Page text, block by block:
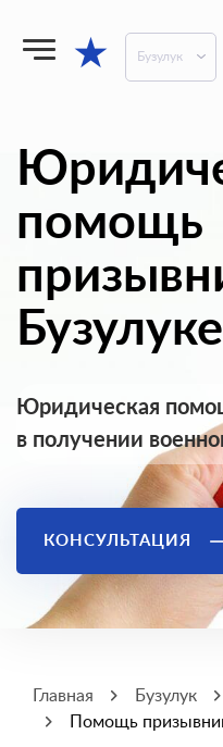
★ Бузулук
помощь
Бузулуке
Юридическая
в получении
КОНСУЛЬТАЦИЯ
Главная Бузулук
Помощь